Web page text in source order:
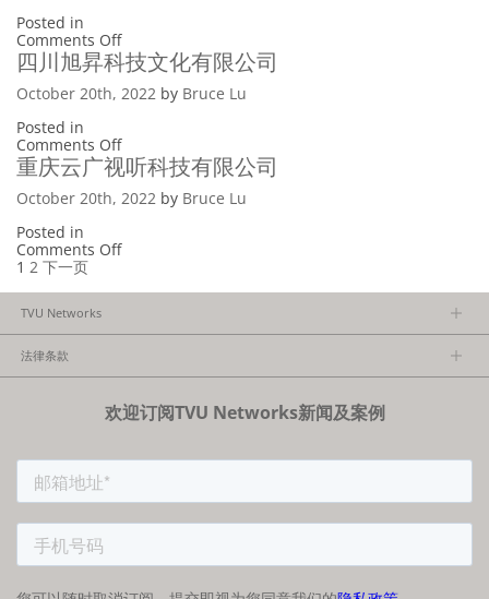
司
电
子
有
限
Posted in
Comments Offon
四
川
旭
技
文
化
有
司
四川旭昇科技文化有限公司
October 20th, 2022 by Bruce Lu
Posted in
Comments Offon
四
川
旭
技
公
重庆云广视听科技有限公司
October 20th, 2022 by Bruce Lu
Posted in
Comments Offon
视
有
限
司
Posts
navigation
1 2 下一页
TVU Networks
法律条款
欢迎订阅TVU Networks新闻及案例